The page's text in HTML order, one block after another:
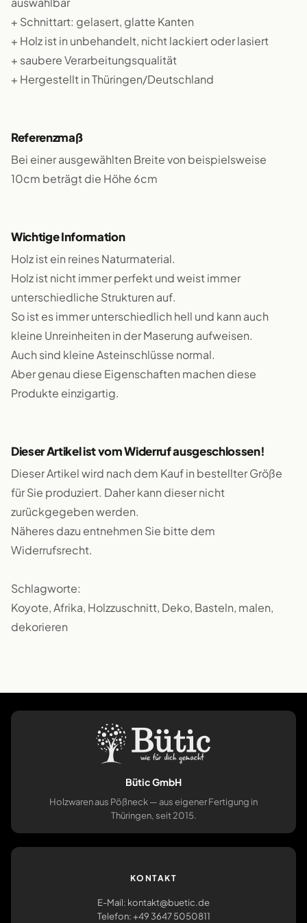
+ Schnittart: gelasert, glatte Kanten
+ Holz ist in unbehandelt, nicht lackiert oder lasiert
+ saubere Verarbeitungsqualität
+ Hergestellt in Thüringen/Deutschland
Referenzmaß
Bei einer ausgewählten Breite von beispielsweise
10cm beträgt die Höhe 6cm
Wichtige Information
Holz ist ein reines Naturmaterial.
Holz ist nicht immer perfekt und weist immer
unterschiedliche Strukturen auf.
So ist es immer unterschiedlich hell und kann auch
kleine Unreinheiten in der Maserung aufweisen.
Auch sind kleine Asteinschlüsse normal.
Aber genau diese Eigenschaften machen diese
Produkte einzigartig.
Dieser Artikel ist vom Widerruf ausgeschlossen!
Dieser Artikel wird nach dem Kauf in bestellter Größe
für Sie produziert. Daher kann dieser nicht
zurückgegeben werden.
Näheres dazu entnehmen Sie bitte dem
Widerrufsrecht.
Schlagworte:
Koyote, Afrika, Holzzuschnitt, Deko, Basteln, malen,
dekorieren
Bütic GmbH
Holzwaren aus Pößneck — aus eigener Fertigung in
Thüringen, seit 2015.
KONTAKT
E-Mail: kontakt@buetic.de
Telefon: +49 3647 5050811